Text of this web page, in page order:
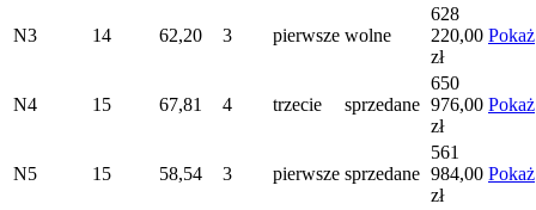
N3 14 62,20 3 pierwsze wolne
628
220,00
zł
Pokaż
N4 15 67,81 4 trzecie sprzedane
650
976,00
zł
Pokaż
N5 15 58,54 3 pierwsze sprzedane
561
984,00
zł
Pokaż